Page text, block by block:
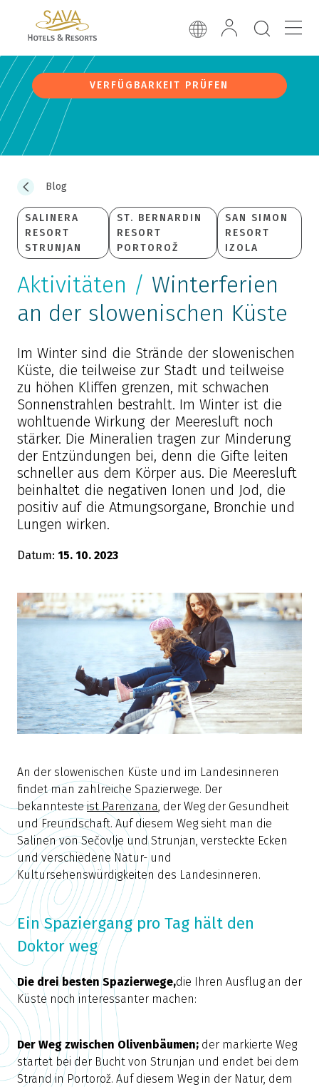
VERFÜGBARKEIT PRÜFEN
Blog
SALINERA
RESORT
STRUNJAN
ST. BERNARDIN
RESORT
PORTOROŽ
SAN SIMON
RESORT
IZOLA
Aktivitäten / Winterferien
an der slowenischen Küste
Im Winter sind die Strände der slowenischen
Küste, die teilweise zur Stadt und teilweise
zu höhen Kliffen grenzen, mit schwachen
Sonnenstrahlen bestrahlt. Im Winter ist die
wohltuende Wirkung der Meeresluft noch
stärker. Die Mineralien tragen zur Minderung
der Entzündungen bei, denn die Gifte leiten
schneller aus dem Körper aus. Die Meeresluft
beinhaltet die negativen Ionen und Jod, die
positiv auf die Atmungsorgane, Bronchie und
Lungen wirken.
Datum: 15. 10. 2023
An der slowenischen Küste und im Landesinneren
findet man zahlreiche Spazierwege. Der
bekannteste ist Parenzana, der Weg der Gesundheit
und Freundschaft. Auf diesem Weg sieht man die
Salinen von Sečovlje und Strunjan, versteckte Ecken
und verschiedene Natur- und
Kultursehenswürdigkeiten des Landesinneren.
Ein Spaziergang pro Tag hält den
Doktor weg
Die drei besten Spazierwege,die Ihren Ausflug an der
Küste noch interessanter machen:
Der Weg zwischen Olivenbäumen; der markierte Weg
startet bei der Bucht von Strunjan und endet bei dem
Strand in Portorož. Auf diesem Weg in der Natur, dem